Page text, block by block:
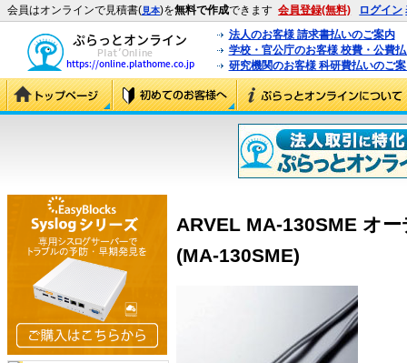
会員はオンラインで見積書(見本)を無料で作成できます 会員登録(無料) ログイン
法人のお客様 請求書払いのご案内
学校・官公庁のお客様 校費・公費
研究機関のお客様 科研費払いのご
ARVEL MA-130SME オ
(MA-130SME)